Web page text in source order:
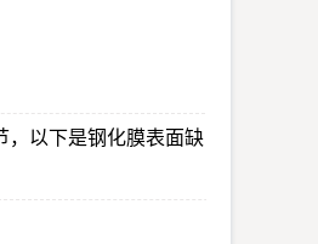
，以下是钢化膜表面缺